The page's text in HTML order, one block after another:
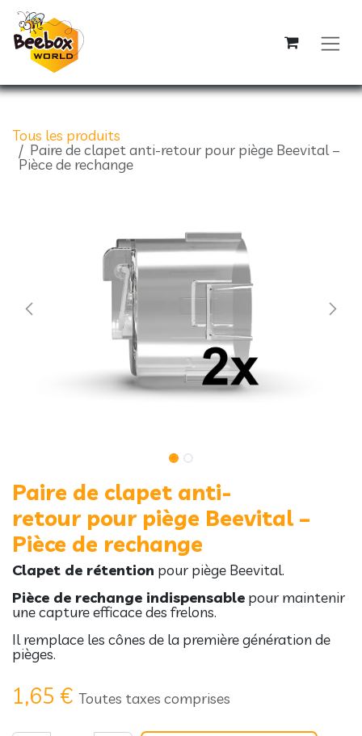
Se rendre au contenu
Tous les produits
Paire de clapet anti-retour pour piège Beevital –
Pièce de rechange
Paire de clapet anti-
retour pour piège Beevital –
Pièce de rechange
Clapet de rétention pour piège Beevital.
Pièce de rechange indispensable pour maintenir
une capture efficace des frelons.
Il remplace les cônes de la première génération de
pièges.
1,65 € Toutes taxes comprises